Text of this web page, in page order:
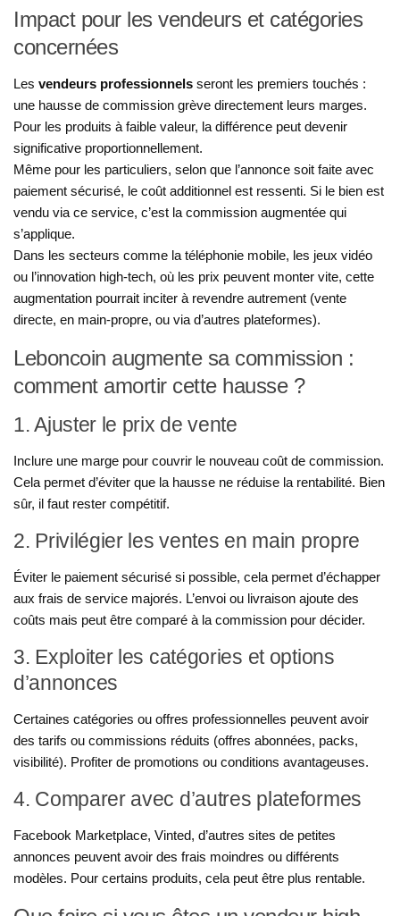
Impact pour les vendeurs et catégories
concernées
Les vendeurs professionnels seront les premiers touchés :
une hausse de commission grève directement leurs marges.
Pour les produits à faible valeur, la différence peut devenir
significative proportionnellement.
Même pour les particuliers, selon que l’annonce soit faite avec
paiement sécurisé, le coût additionnel est ressenti. Si le bien est
vendu via ce service, c’est la commission augmentée qui
s’applique.
Dans les secteurs comme la téléphonie mobile, les jeux vidéo
ou l’innovation high-tech, où les prix peuvent monter vite, cette
augmentation pourrait inciter à revendre autrement (vente
directe, en main-propre, ou via d’autres plateformes).
Leboncoin augmente sa commission :
comment amortir cette hausse ?
1. Ajuster le prix de vente
Inclure une marge pour couvrir le nouveau coût de commission.
Cela permet d’éviter que la hausse ne réduise la rentabilité. Bien
sûr, il faut rester compétitif.
2. Privilégier les ventes en main propre
Éviter le paiement sécurisé si possible, cela permet d’échapper
aux frais de service majorés. L’envoi ou livraison ajoute des
coûts mais peut être comparé à la commission pour décider.
3. Exploiter les catégories et options
d’annonces
Certaines catégories ou offres professionnelles peuvent avoir
des tarifs ou commissions réduits (offres abonnées, packs,
visibilité). Profiter de promotions ou conditions avantageuses.
4. Comparer avec d’autres plateformes
Facebook Marketplace, Vinted, d’autres sites de petites
annonces peuvent avoir des frais moindres ou différents
modèles. Pour certains produits, cela peut être plus rentable.